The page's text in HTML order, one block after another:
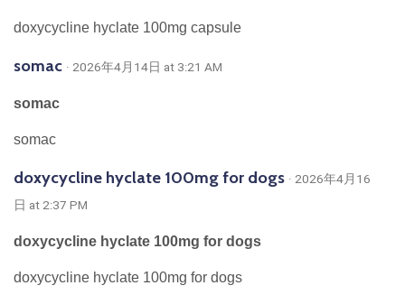
doxycycline hyclate 100mg capsule
somac · 2026年4月14日 at 3:21 AM
somac
somac
doxycycline hyclate 100mg for dogs · 2026年4月16
日 at 2:37 PM
doxycycline hyclate 100mg for dogs
doxycycline hyclate 100mg for dogs